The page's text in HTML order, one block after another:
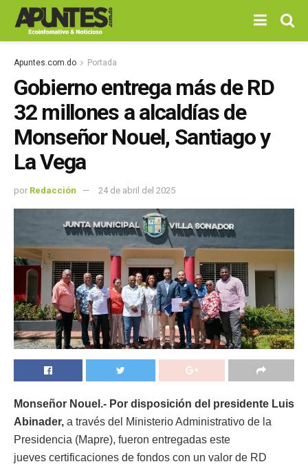
Apuntes.com.do Portada
Gobierno entrega más de RD
32 millones a alcaldías de
Monseñor Nouel, Santiago y
La Vega
por Redacción 24 de abril del 2025
Monseñor Nouel.- Por disposición del presidente Luis
Abinader, a través del Ministerio Administrativo de la
Presidencia (Mapre), fueron entregadas este
jueves certificaciones de fondos con un valor de RD